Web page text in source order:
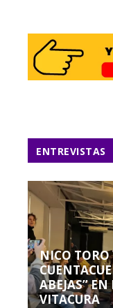
ENTREVISTAS
NICO TORO
ABEJAS”
VITACURA